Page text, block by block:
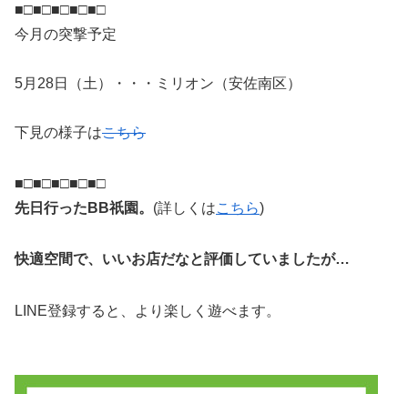
■□■□■□■□■□
今月の突撃予定
5月28日（土）・・・ミリオン（安佐南区）
下見の様子はこちら
■□■□■□■□■□
先日行ったBB祇園。 (詳しくはこちら)
快適空間で、いいお店だなと評価していましたが…
LINE登録すると、より楽しく遊べます。